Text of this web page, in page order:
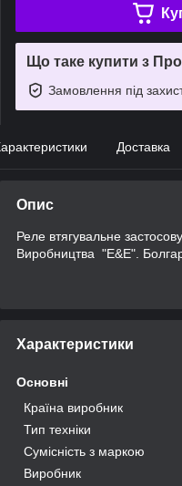
Що таке купити з
Замовлення під
Доставка
Опис
Реле втягувальне
Виробництва "E&E".
Характеристики
Основні
Країна виробник
Тип техніки
Сумісність з маркою
Виробник